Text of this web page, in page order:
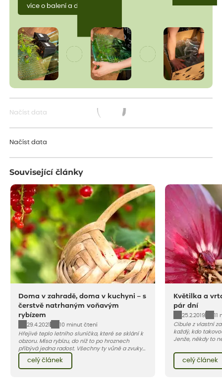
více o balení a dopravě
Načíst data
Načíst data
Související články
Doma v zahradě, doma v kuchyni – s
čerstvě natrhaným voňavým
rybízem
29.4.2021
10 minut čtení
Hřejivé teplo letního sluníčka, které se sklání k
obzoru. Mísa rybízu, do níž to po hroznech
přibývá jedna radost. Všechny ty vůně a zvuky
červencové zahrady. Sklizeň rybízu do kuchyně
vnese neuvěřitelný klid a radost. A taky trochu
bezstarostnosti dětství při mlsání babiččina
celý článek
Květilka a
pár dní
25.2.2019
11
Cibule z vlastní
každý, kdo
Jenže, někdy to
napadají larvy
květilky cibulové
celý článek